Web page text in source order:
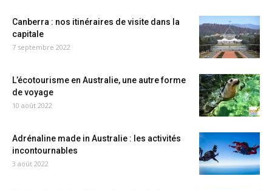
Canberra : nos itinéraires de visite dans la
capitale
7 septembre 2022
L’écotourisme en Australie, une autre forme
de voyage
10 août 2022
Adrénaline made in Australie : les activités
incontournables
3 août 2022